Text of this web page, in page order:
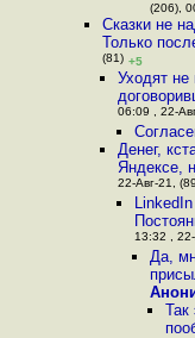
(206),
Сказки не
Только
(81) +5
Уходят не
06:09 , 22-
Денег,
Яндексе,
22-Авг-21,
13:32 ,
Да,